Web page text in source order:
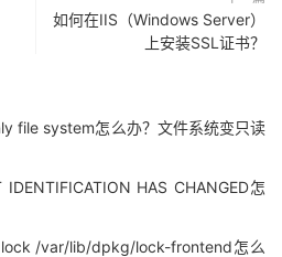
如何在IIS（Windows Server）
上安装SSL证书？
file system怎么办？文件系统变只读
HAS CHANGED怎
/var/lib/dpkg/lock-frontend怎么